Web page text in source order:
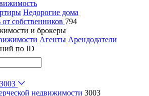
Недорогие дома
собственников 794
и брокеры
Агенты Арендодатели
по ID
3003
недвижимости 3003